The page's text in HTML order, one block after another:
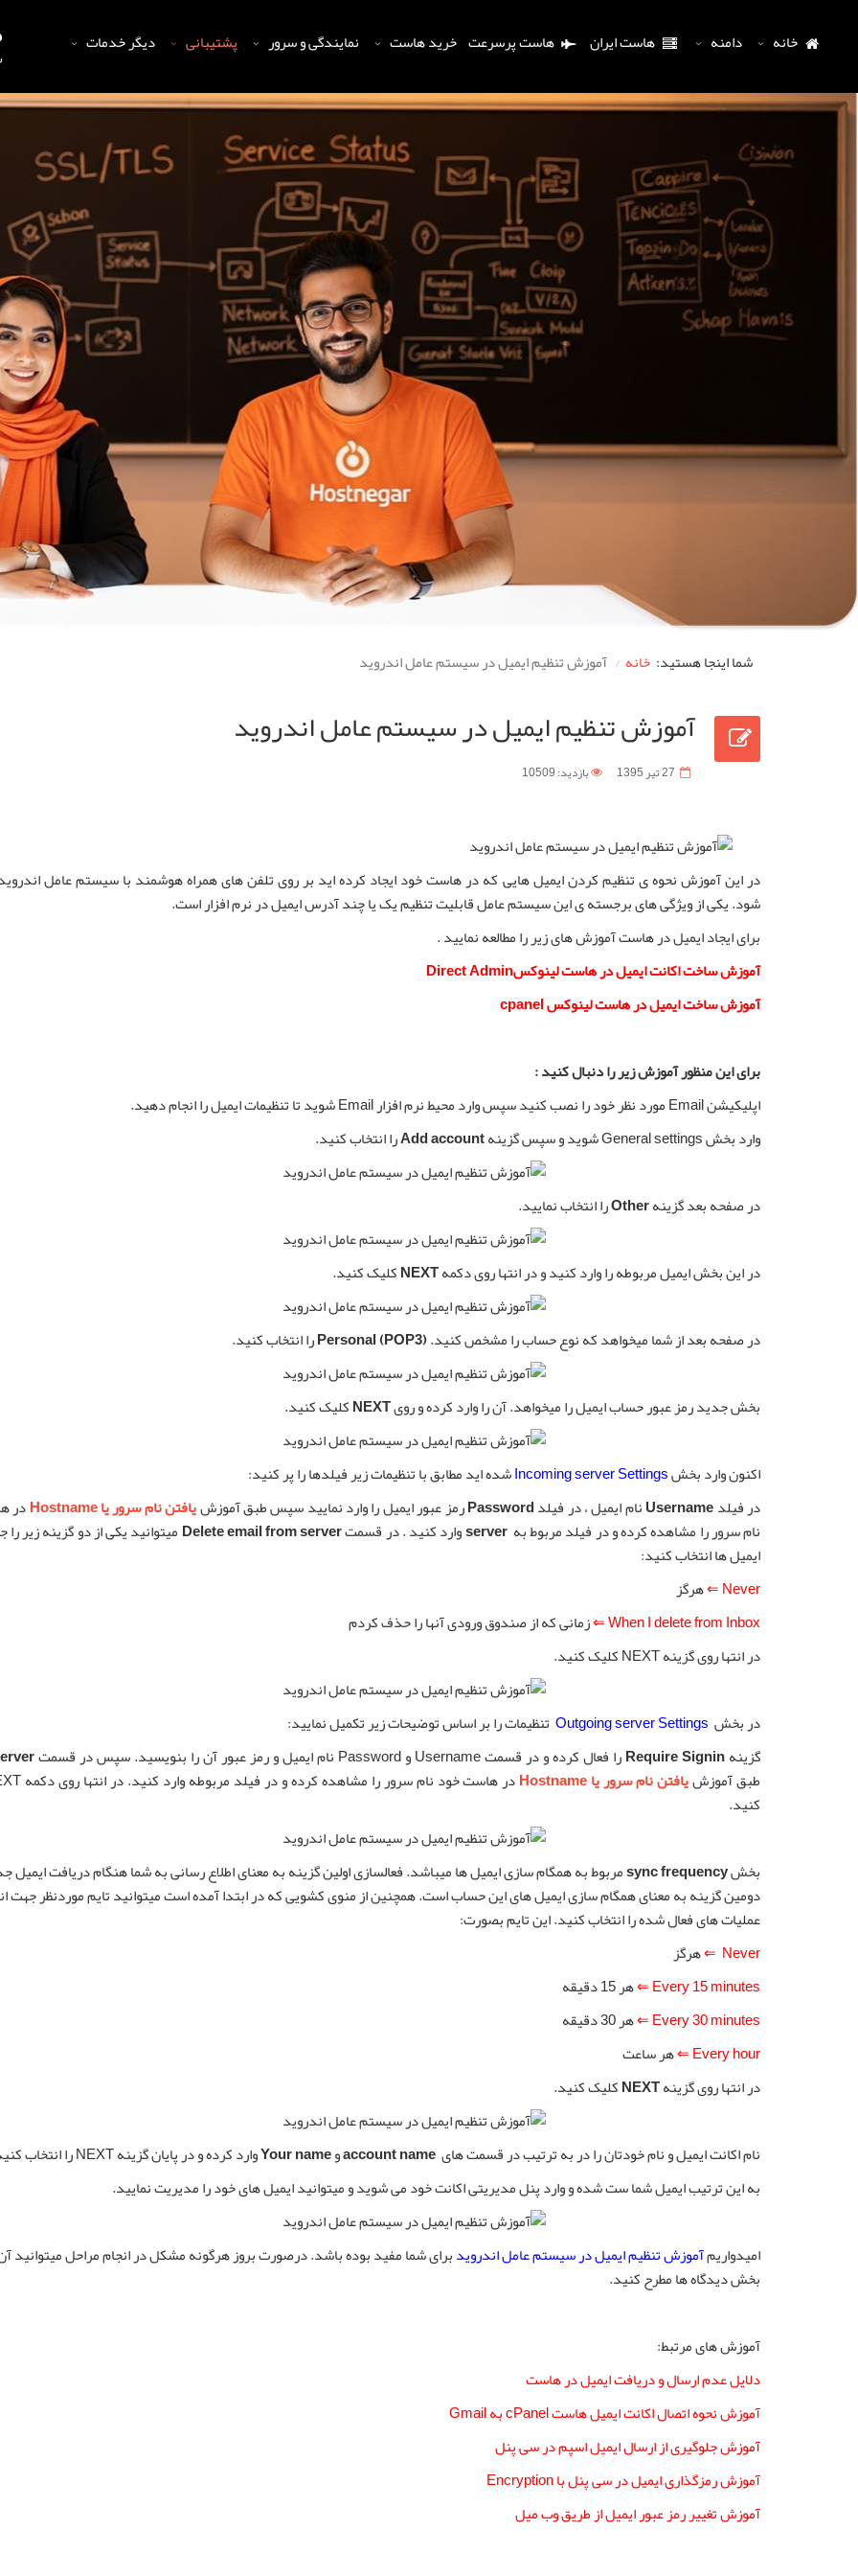
خانه دامنه هاست ایران هاست پرسرعت خرید هاست نمایندگی و سرور پشتیبانی دیگر خدمات
شما اینجا هستید: خانه آموزش تنظیم ایمیل در سیستم عامل اندروید
آموزش تنظیم ایمیل در سیستم عامل اندروید
27 تیر 1395 بازدید: 10509
در این آموزش نحوه ی تنظیم کردن ایمیل هایی که در هاست خود ایجاد کرده اید بر روی تلفن های همراه هوشمند با سیستم عامل
شود. یکی از ویژگی های برجسته ی این سیستم عامل قابلیت تنظیم یک یا چند آدرس ایمیل در نرم افزار است.
برای ایجاد ایمیل در هاست آموزش های زیر را مطالعه نمایید .
آموزش ساخت اکانت ایمیل در هاست لینوکسDirect Admin
آموزش ساخت ایمیل در هاست لینوکس cpanel
برای این منظور آموزش زیر را دنبال کنید :
اپلیکیشن Email مورد نظر خود را نصب کنید سپس وارد محیط نرم افزار Email شوید تا تنظیمات ایمیل را انجام دهید.
وارد بخش General settings شوید و سپس گزینه
Add accountرا انتخاب کنید.
در صفحه بعد گزینهOtherرا انتخاب نمایید.
در این بخش ایمیل مربوطه را وارد کنید و در انتها روی دکمهNEXTکلیک کنید.
در صفحه بعد از شما میخواهد که نوع حساب را مشخص کنید.Personal (POP3)را انتخاب کنید.
بخش جدید رمز عبور حساب ایمیل را میخواهد. آن را وارد کرده و رویNEXTکلیک کنید.
اکنون وارد بخشIncoming server Settingsشده اید مطابق با تنظیمات زیر فیلدها را پر کنید:
در فیلدUsernameنام ایمیل ، در فیلدPasswordرمز عبور ایمیل را وارد نمایید سپس طبق آموزشیافتن نام سرور یا Hostname
در
نام سرور را مشاهده کرده و در فیلد مربوط بهserverوارد کنید . در قسمتDelete email from server میتوانید یکی از دو گزینه زیر
ایمیل ها انتخاب کنید:
Never ⇐
هرگز
When I delete from Inbox ⇐
زمانی که از صندوق ورودی آنها را حذف کردم
در انتها روی گزینه NEXT کلیک کنید.
در بخش Outgoing server Settings تنظیمات را بر اساس توضیحات زیر تکمیل نمایید:
گزینهRequire Signinرا فعال کرده و در قسمت Username و Password نام ایمیل و رمز عبور آن را بنویسید. سپس در قسمت
طبق آموزشیافتن نام سرور یا Hostname
کنید.
بخشsync frequencyمربوط به همگام سازی ایمیل ها میباشد. فعالسازی اولین گزینه به معنای اطلاع رسانی به شما هنگام دریافت ایمیل
دومین گزینه به معنای همگام سازی ایمیل های این حساب است. همچنین از منوی کشویی که در ابتدا آمده است میتوانید تایم موردنظر جهت
عملیات های فعال شده را انتخاب کنید. این تایم بصورت:
Never ⇐
هرگز
Every 15 minutes ⇐
هر 15 دقیقه
Every 30 minutes ⇐
هر 30 دقیقه
Every hour ⇐
هر ساعت
در انتها روی گزینهNEXTکلیک کنید.
نام اکانت ایمیل و نام خودتان را در به ترتیب در قسمت های account nameوYour nameوارد کرده و در پایان گزینه NEXT را انتخاب کنید.
به این ترتیب ایمیل شما ست شده و وارد پنل مدیریتی اکانت خود می شوید و میتوانید ایمیل های خود را مدیریت نمایید.
امیدواریمآموزش تنظیم ایمیل در سیستم عامل اندرویدبرای شما مفید بوده باشد. درصورت بروز هرگونه مشکل در انجام مراحل میتوانید
بخش دیدگاه ها مطرح کنید.
آموزش های مرتبط:
دلایل عدم ارسال و دریافت ایمیل در هاست
آموزش نحوه اتصال اکانت ایمیل هاست cPanel به Gmail
آموزش جلوگیری از ارسال ایمیل اسپم در سی پنل
آموزش رمزگذاری ایمیل در سی پنل با Encryption
آموزش تغییر رمز عبور ایمیل از طریق وب میل